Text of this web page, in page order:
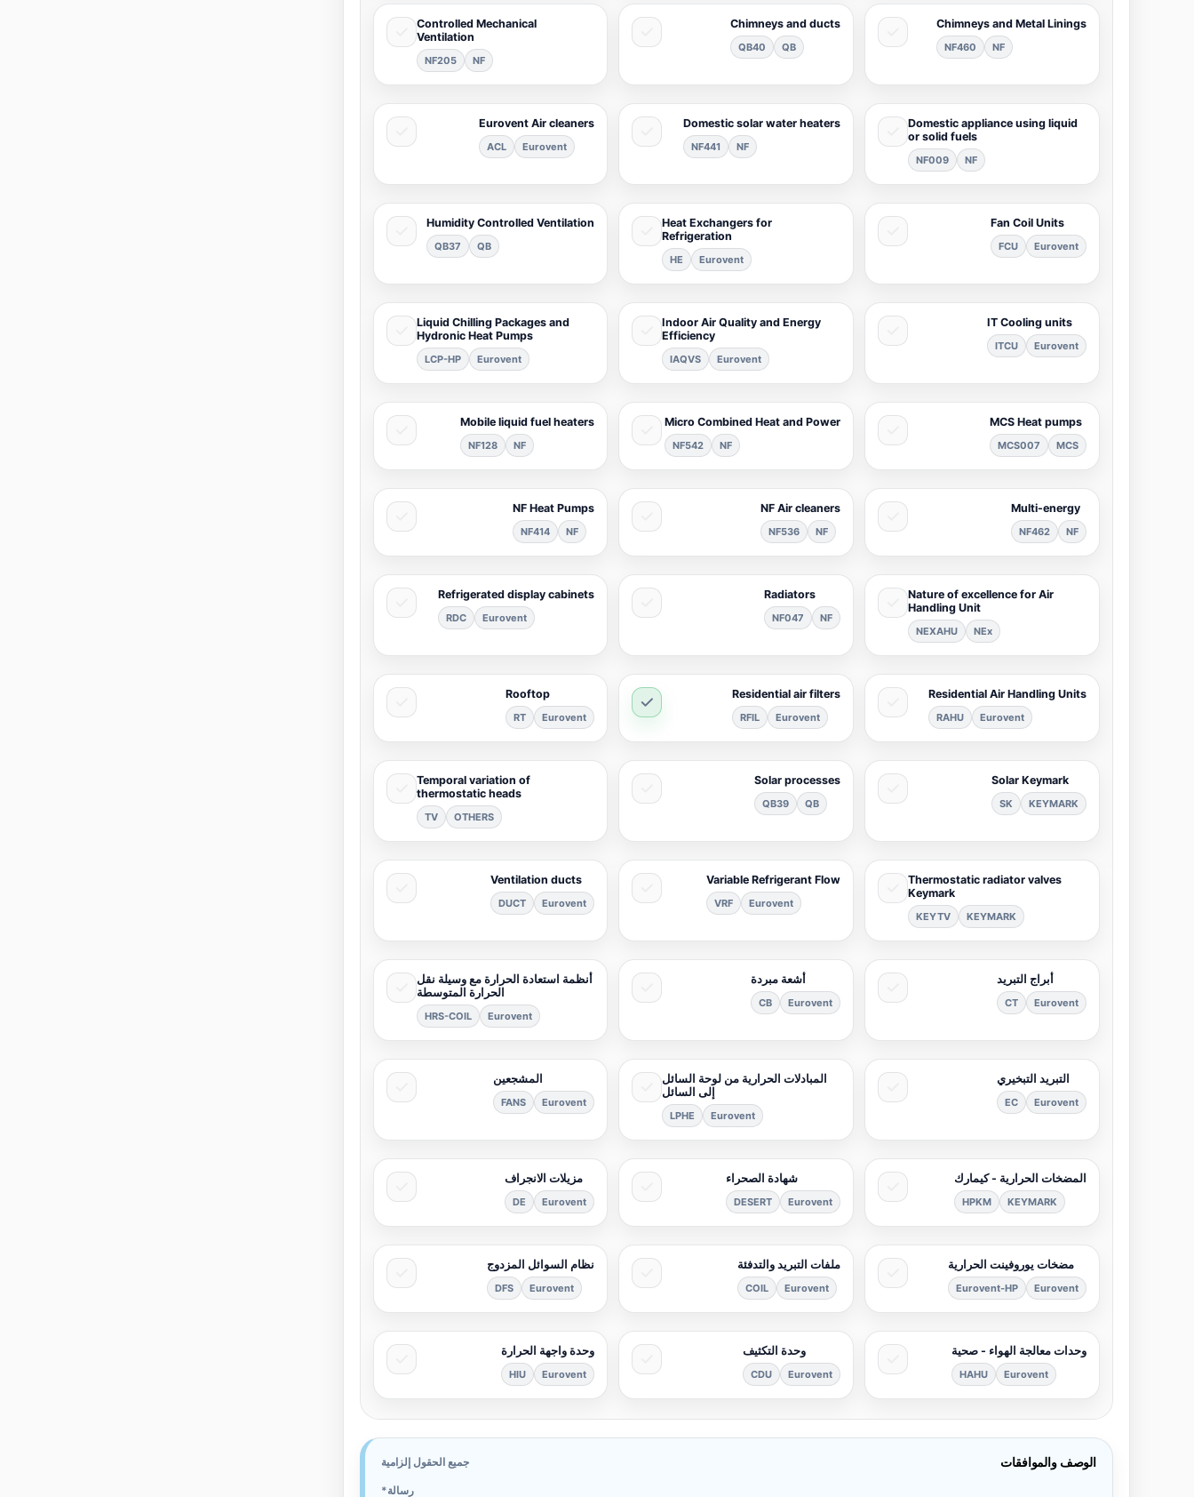
Chimneys and Metal Linings
NF
NF460
Chimneys and ducts
QB
QB40
Controlled Mechanical
Ventilation
NF
NF205
Domestic appliance using liquid
or solid fuels
NF
NF009
Domestic solar water heaters
NF
NF441
Eurovent Air cleaners
Eurovent
ACL
Fan Coil Units
Eurovent
FCU
Heat Exchangers for
Refrigeration
Eurovent
HE
Humidity Controlled Ventilation
QB
QB37
IT Cooling units
Eurovent
ITCU
Indoor Air Quality and Energy
Efficiency
Eurovent
IAQVS
Liquid Chilling Packages and
Hydronic Heat Pumps
Eurovent
LCP-HP
MCS Heat pumps
MCS
MCS007
Micro Combined Heat and Power
NF
NF542
Mobile liquid fuel heaters
NF
NF128
Multi-energy
NF
NF462
NF Air cleaners
NF
NF536
NF Heat Pumps
NF
NF414
Nature of excellence for Air
Handling Unit
NEx
NEXAHU
Radiators
NF
NF047
Refrigerated display cabinets
Eurovent
RDC
Residential Air Handling Units
Eurovent
RAHU
Residential air filters
Eurovent
RFIL
Rooftop
Eurovent
RT
Solar Keymark
KEYMARK
SK
Solar processes
QB
QB39
Temporal variation of
thermostatic heads
OTHERS
TV
Thermostatic radiator valves
Keymark
KEYMARK
KEYTV
Variable Refrigerant Flow
Eurovent
VRF
Ventilation ducts
Eurovent
DUCT
أبراج التبريد
Eurovent
CT
أشعة مبردة
Eurovent
CB
أنظمة استعادة الحرارة مع وسيلة نقل
الحرارة المتوسطة
Eurovent
HRS-COIL
التبريد التبخيري
Eurovent
EC
المبادلات الحرارية من لوحة السائل
إلى السائل
Eurovent
LPHE
المشجعين
Eurovent
FANS
المضخات الحرارية - كيمارك
KEYMARK
HPKM
شهادة الصحراء
Eurovent
DESERT
مزيلات الانجراف
Eurovent
DE
مضخات يوروفينت الحرارية
Eurovent
Eurovent-HP
ملفات التبريد والتدفئة
Eurovent
COIL
نظام السوائل المزدوج
Eurovent
DFS
وحدات معالجة الهواء - صحية
Eurovent
HAHU
وحدة التكثيف
Eurovent
CDU
وحدة واجهة الحرارة
Eurovent
HIU
الوصف والموافقات جميع الحقول إلزامية
رسالة